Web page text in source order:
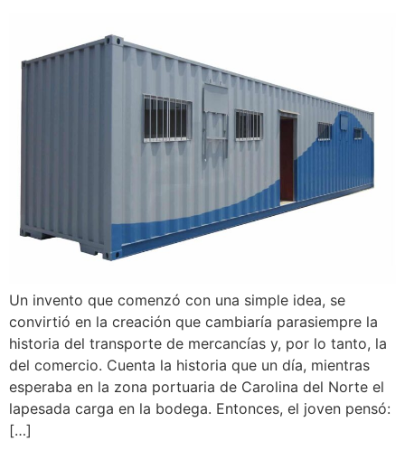
Un invento que comenzó con una simple idea, se
convirtió en la creación que cambiaría parasiempre la
historia del transporte de mercancías y, por lo tanto, la
del comercio. Cuenta la historia que un día, mientras
esperaba en la zona portuaria de Carolina del Norte el
lapesada carga en la bodega. Entonces, el joven pensó:
[…]